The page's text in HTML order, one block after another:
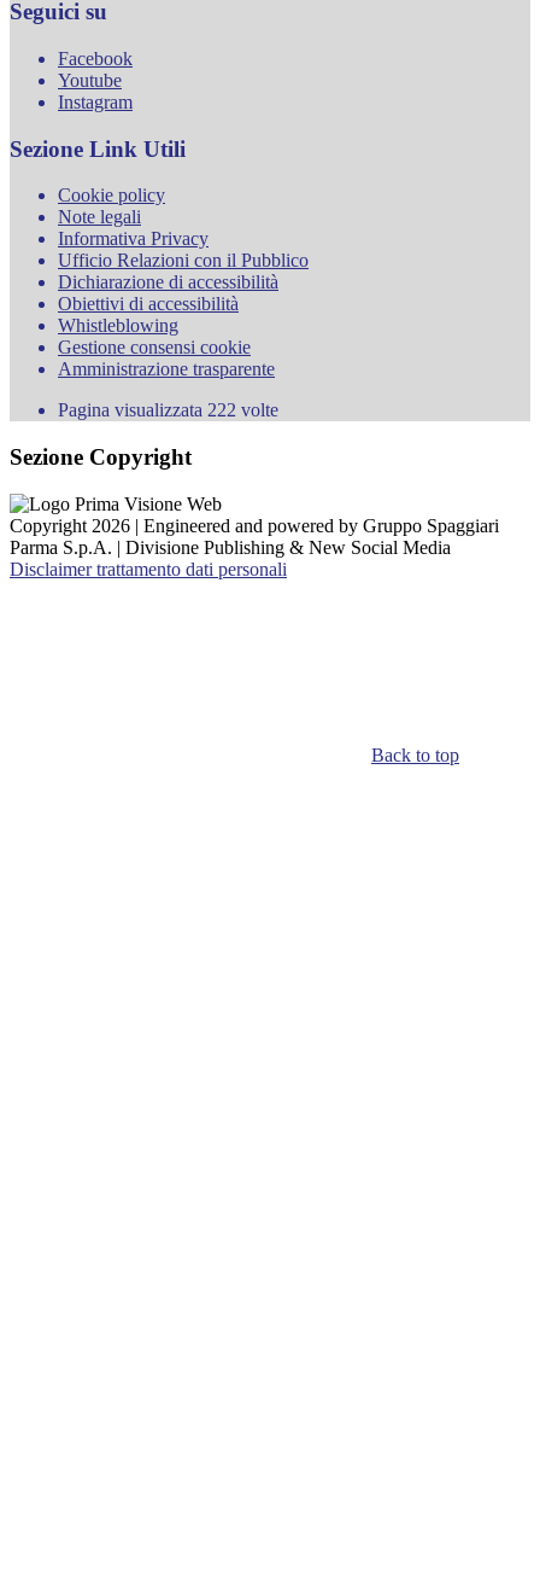
Seguici su
Facebook
Youtube
Instagram
Sezione Link Utili
Cookie policy
Note legali
Informativa Privacy
Ufficio Relazioni con il Pubblico
Dichiarazione di accessibilità
Obiettivi di accessibilità
Whistleblowing
Gestione consensi cookie
Amministrazione trasparente
Pagina visualizzata 222 volte
Sezione Copyright
Copyright 2026 | Engineered and powered by Gruppo Spaggiari
Parma S.p.A. | Divisione Publishing & New Social Media
Disclaimer trattamento dati personali
Back to top